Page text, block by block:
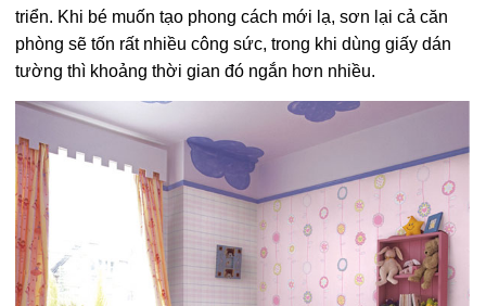
triển. Khi bé muốn tạo phong cách mới lạ, sơn lại cả căn
phòng sẽ tốn rất nhiều công sức, trong khi dùng giấy dán
tường thì khoảng thời gian đó ngắn hơn nhiều.